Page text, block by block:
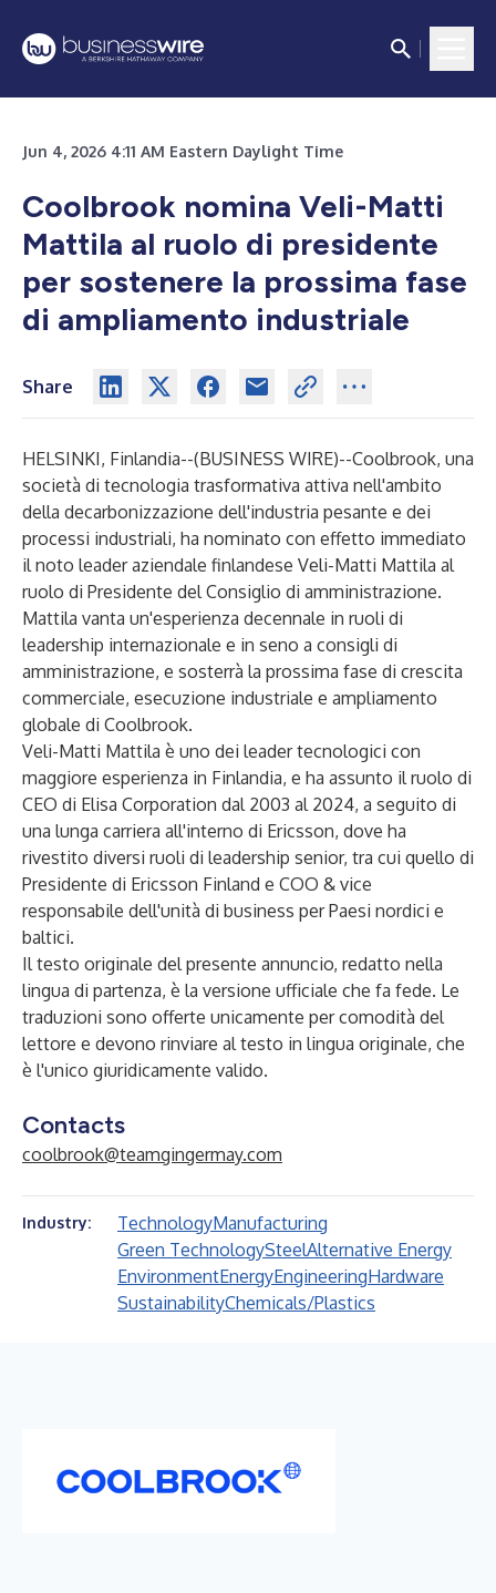
Jun 4, 2026 4:11 AM Eastern Daylight Time
Coolbrook nomina Veli-Matti
Mattila al ruolo di presidente
per sostenere la prossima fase
di ampliamento industriale
Share
HELSINKI, Finlandia--(BUSINESS WIRE)--Coolbrook, una
società di tecnologia trasformativa attiva nell'ambito
della decarbonizzazione dell'industria pesante e dei
processi industriali, ha nominato con effetto immediato
il noto leader aziendale finlandese Veli-Matti Mattila al
ruolo di Presidente del Consiglio di amministrazione.
Mattila vanta un'esperienza decennale in ruoli di
leadership internazionale e in seno a consigli di
amministrazione, e sosterrà la prossima fase di crescita
commerciale, esecuzione industriale e ampliamento
globale di Coolbrook.
Veli-Matti Mattila è uno dei leader tecnologici con
maggiore esperienza in Finlandia, e ha assunto il ruolo di
CEO di Elisa Corporation dal 2003 al 2024, a seguito di
una lunga carriera all'interno di Ericsson, dove ha
rivestito diversi ruoli di leadership senior, tra cui quello di
Presidente di Ericsson Finland e COO & vice
responsabile dell'unità di business per Paesi nordici e
baltici.
Il testo originale del presente annuncio, redatto nella
lingua di partenza, è la versione ufficiale che fa fede. Le
traduzioni sono offerte unicamente per comodità del
lettore e devono rinviare al testo in lingua originale, che
è l'unico giuridicamente valido.
Contacts
coolbrook@teamgingermay.com
Industry: TechnologyManufacturing
Green TechnologySteelAlternative Energy
EnvironmentEnergyEngineeringHardware
SustainabilityChemicals/Plastics